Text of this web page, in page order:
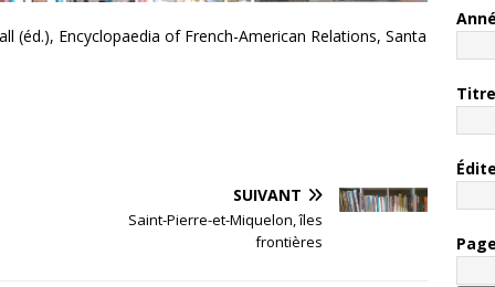
(éd.), Encyclopaedia of French-American Relations, Santa
SUIVANT
Saint-Pierre-et-Miquelon, îles
frontières
Titre